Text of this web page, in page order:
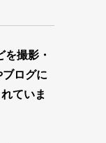
撮影・
ログに
ていま